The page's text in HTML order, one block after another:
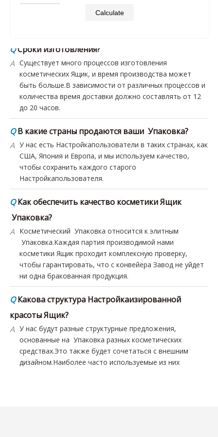
Calculate
Сроки изготовления?
количества время доставки должно составлять от 12
до 20 часов.
В какие страны продаются ваши Упаковка?
У нас есть Настройкапользователи в таких странах, как
США, Япония и Европа, и мы используем качество,
Настройкапользователя.
Как обеспечить качество косметики Ящик
Упаковка?
A Косметический Упаковка относится к элитным
Упаковка.Каждая партия производимой нами
чтобы гарантировать, что с конвейера Завод не уйдет
ни одна бракованная продукция.
Какова структура Настройкаизированной
красоты Ящик?
A У нас будут разные структурные предложения,
основанные на Упаковка разных косметических
дизайном.Наиболее часто используемые из них
включают Ящикes книжного стиля и т. д.
Каковы сроки изготовления образцов